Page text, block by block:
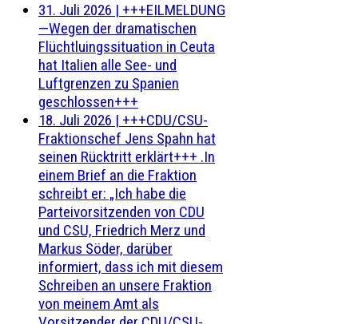
31. Juli 2026 | +++EILMELDUNG
—Wegen der dramatischen
Flüchtluingssituation in Ceuta
hat Italien alle See- und
Luftgrenzen zu Spanien
geschlossen+++
18. Juli 2026 | +++CDU/CSU-
Fraktionschef Jens Spahn hat
seinen Rücktritt erklärt+++ .In
einem Brief an die Fraktion
schreibt er: „Ich habe die
Parteivorsitzenden von CDU
und CSU, Friedrich Merz und
Markus Söder, darüber
informiert, dass ich mit diesem
Schreiben an unsere Fraktion
von meinem Amt als